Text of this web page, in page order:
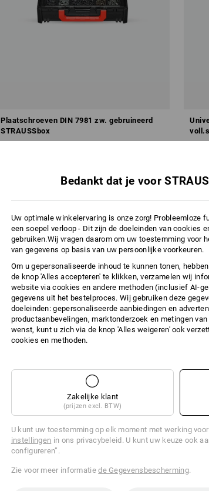
Plaatschroeven DIN 7981 zw. gebruineerd
STRAUSSbox
Zeskantbouten DIN 933 M6 STRAUSSbox
Bedankt dat je voor
Uw optimale winkelervaring is onze zorg! Probleemloze
een soepel verloop - Dit zijn de doeleinden van cookies
gebruiken.Wij vragen daarom om uw toestemming voor
van gegevens op basis van uw persoonlijke voorkeuren.
Om u gepersonaliseerde inhoud te kunnen tonen,
de knop 'Alles accepteren' te klikken, verzamelen wij
website via cookies en andere methoden (inclusief AI-
gegevens uit het bestelproces. Wij gebruiken deze
doeleinden: gepersonaliseerde aanbiedingen en
productaanbevelingen, marktonderzoek en metingen
wenst, kunt u zich via de knop 'Alles weigeren' ook
cookies en methoden.
Zakelijke klant
(prijzen excl. BTW)
U kunt uw toestemming op elk moment met werking
instellingen in ons privacybeleid. U kunt uw keuze ook
configureren”.
Zie voor meer informatiede Gegevensbescherming.